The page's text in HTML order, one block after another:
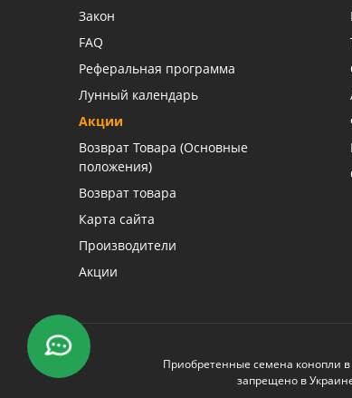
Закон
FAQ
Реферальная программа
Лунный календарь
Акции
Возврат Товара (Основные
положения)
Возврат товара
Карта сайта
Производители
Акции
Приобретенные семена конопли
запрещено в